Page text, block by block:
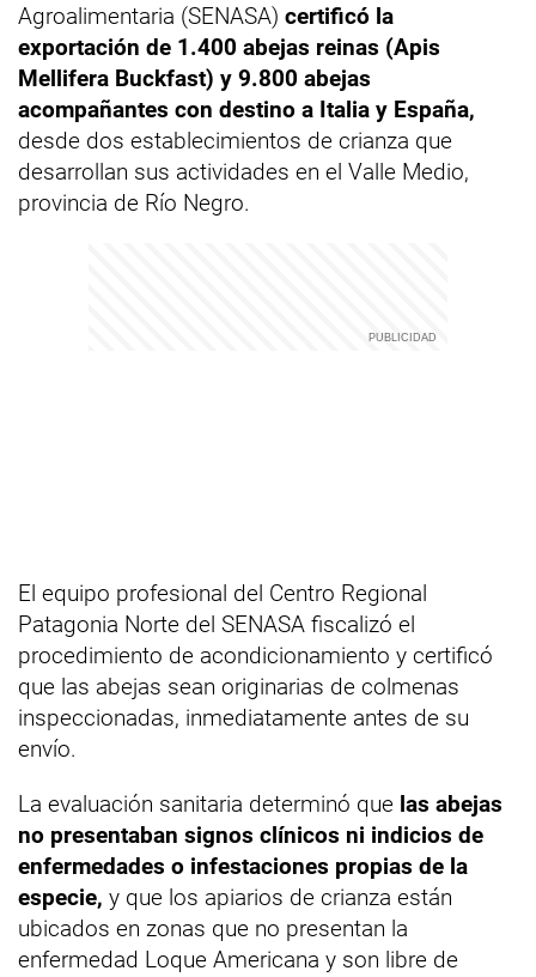
Agroalimentaria (SENASA) certificó la
exportación de 1.400 abejas reinas (Apis
Mellifera Buckfast) y 9.800 abejas
acompañantes con destino a Italia y España,
desde dos establecimientos de crianza que
desarrollan sus actividades en el Valle Medio,
provincia de Río Negro.
El equipo profesional del Centro Regional
Patagonia Norte del SENASA fiscalizó el
procedimiento de acondicionamiento y certificó
que las abejas sean originarias de colmenas
inspeccionadas, inmediatamente antes de su
envío.
La evaluación sanitaria determinó que las abejas
no presentaban signos clínicos ni indicios de
enfermedades o infestaciones propias de la
especie, y que los apiarios de crianza están
ubicados en zonas que no presentan la
enfermedad Loque Americana y son libre de